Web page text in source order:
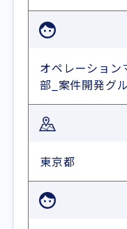
オペレーショ
部_案件開発グ
東京都